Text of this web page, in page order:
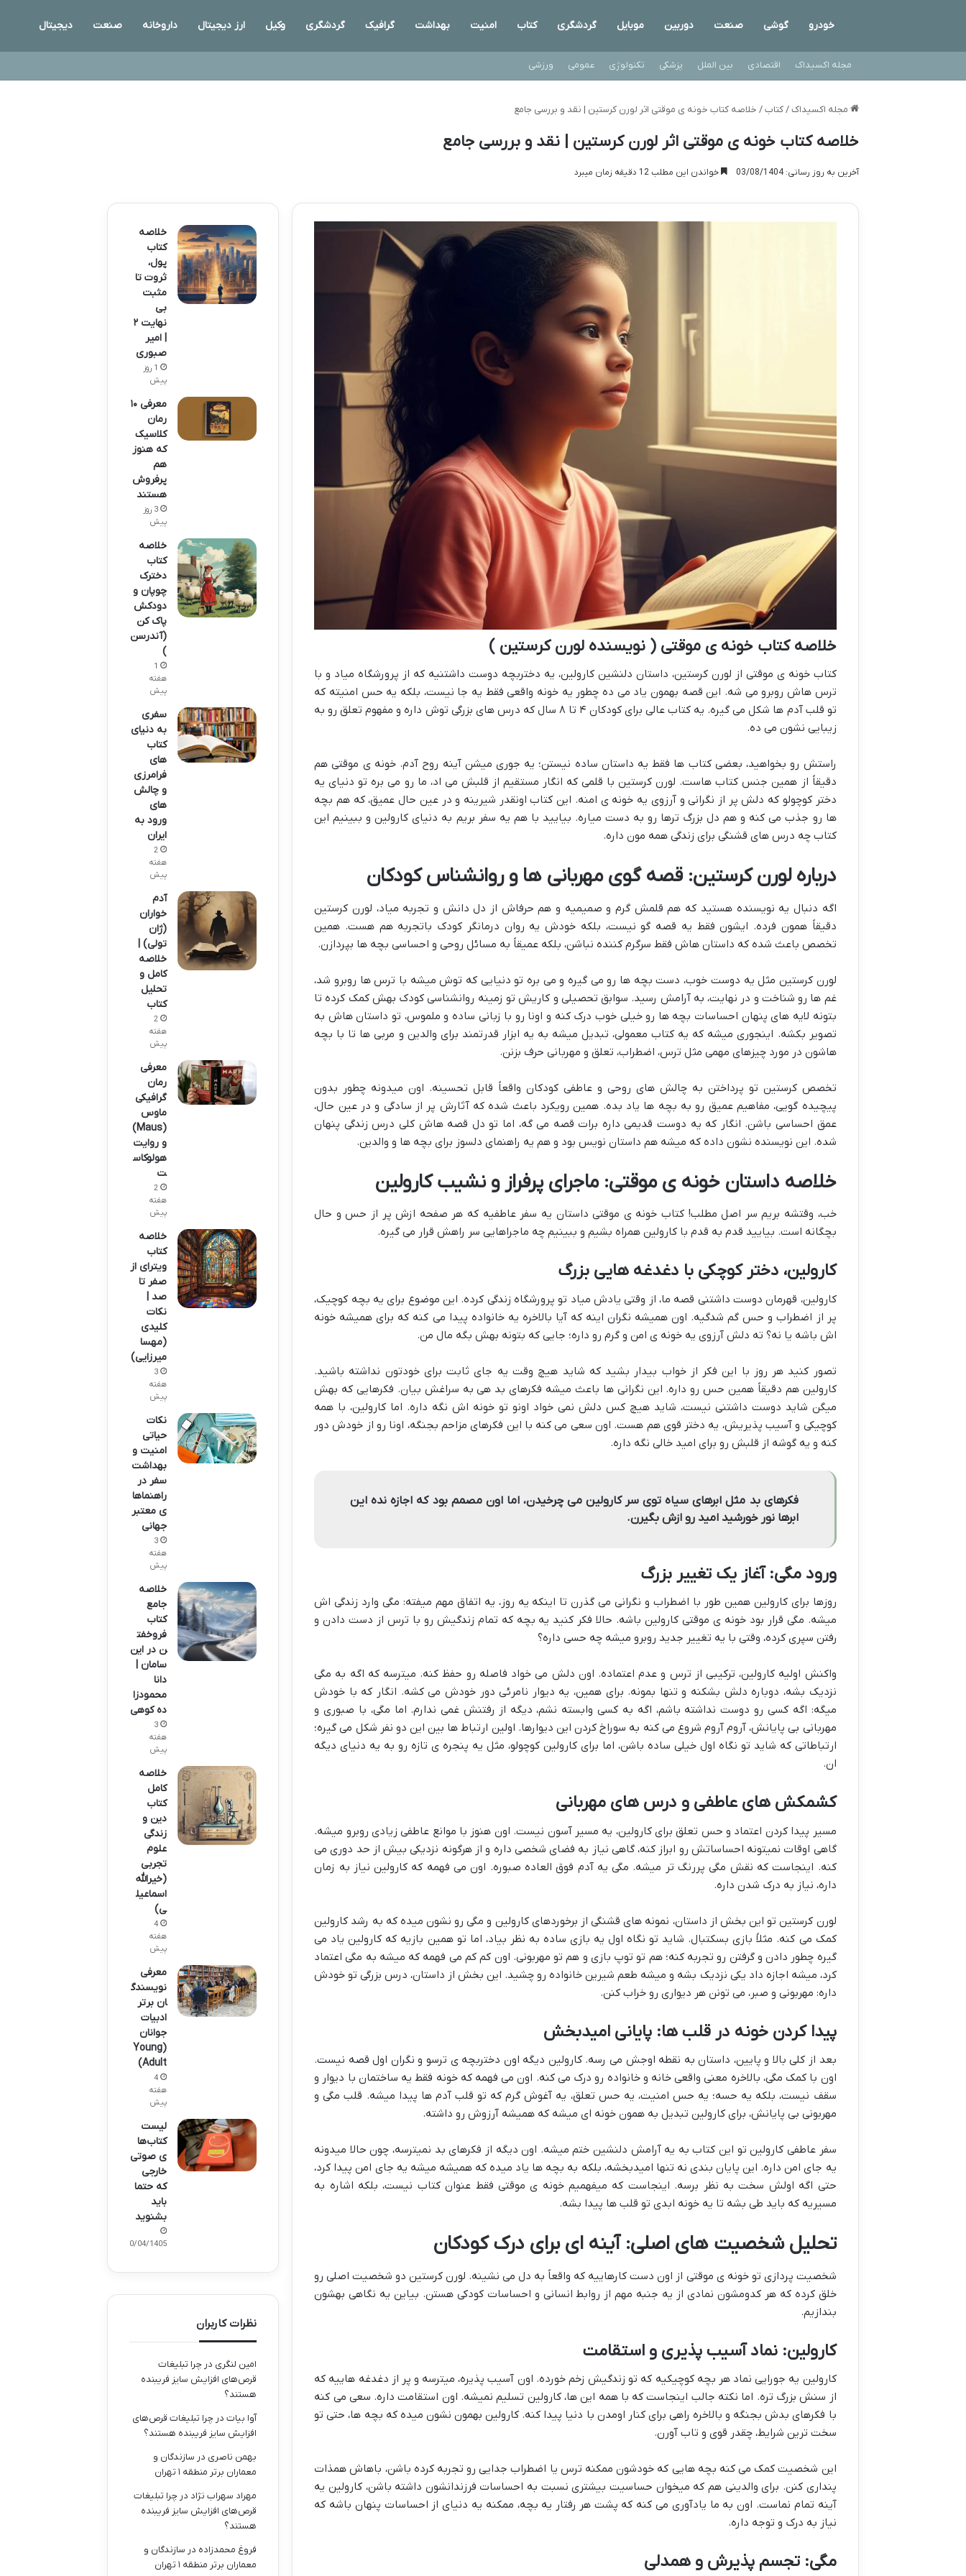
خودرو گوشی صنعت دوربین موبایل گردشگری کتاب امنیت بهداشت گرافیک گردشگری وکیل ارز دیجیتال داروخانه صنعت دیجیتال
مجله اکسیداک اقتصادی بین الملل پزشکی تکنولوژی عمومی ورزشی
مجله اکسیداک / کتاب / خلاصه کتاب خونه ی موقتی اثر لورن کرستین | نقد و بررسی جامع
خلاصه کتاب خونه ی موقتی اثر لورن کرستین | نقد و بررسی جامع
آخرین به روز رسانی: 03/08/1404 خواندن این مطلب 12 دقیقه زمان میبرد
خلاصه کتاب خونه ی موقتی ( نویسنده لورن کرستین )
کتاب خونه ی موقتی از لورن کرستین، داستان دلنشین کارولین، یه دختربچه دوست داشتنیه که از پرورشگاه میاد و با
ترس هاش روبرو می شه. این قصه بهمون یاد می ده چطور یه خونه واقعی فقط یه جا نیست، بلکه یه حس امنیته که
تو قلب آدم ها شکل می گیره. یه کتاب عالی برای کودکان ۴ تا ۸ سال که درس های بزرگی توش داره و مفهوم تعلق رو به
زیبایی نشون می ده.
راستش رو بخواهید، بعضی کتاب ها فقط یه داستان ساده نیستن؛ یه جوری میشن آینه روح آدم. خونه ی موقتی هم
دقیقاً از همین جنس کتاب هاست. لورن کرستین با قلمی که انگار مستقیم از قلبش می اد، ما رو می بره تو دنیای یه
دختر کوچولو که دلش پر از نگرانی و آرزوی یه خونه ی امنه. این کتاب اونقدر شیرینه و در عین حال عمیق، که هم بچه
ها رو جذب می کنه و هم دل بزرگ ترها رو به دست میاره. بیایید با هم یه سفر بریم به دنیای کارولین و ببینیم این
کتاب چه درس های قشنگی برای زندگی همه مون داره.
درباره لورن کرستین: قصه گوی مهربانی ها و روانشناس کودکان
اگه دنبال یه نویسنده هستید که هم قلمش گرم و صمیمیه و هم حرفاش از دل دانش و تجربه میاد، لورن کرستین
دقیقاً همون فرده. ایشون فقط یه قصه گو نیست، بلکه خودش یه روان درمانگر کودک باتجربه هم هست. همین
تخصص باعث شده که داستان هاش فقط سرگرم کننده نباشن، بلکه عمیقاً به مسائل روحی و احساسی بچه ها بپردازن.
لورن کرستین مثل یه دوست خوب، دست بچه ها رو می گیره و می بره تو دنیایی که توش میشه با ترس ها روبرو شد،
غم ها رو شناخت و در نهایت، به آرامش رسید. سوابق تحصیلی و کاریش تو زمینه روانشناسی کودک بهش کمک کرده تا
بتونه لایه های پنهان احساسات بچه ها رو خیلی خوب درک کنه و اونا رو با زبانی ساده و ملموس، تو داستان هاش به
تصویر بکشه. اینجوری میشه که یه کتاب معمولی، تبدیل میشه به یه ابزار قدرتمند برای والدین و مربی ها تا با بچه
هاشون در مورد چیزهای مهمی مثل ترس، اضطراب، تعلق و مهربانی حرف بزنن.
تخصص کرستین تو پرداختن به چالش های روحی و عاطفی کودکان واقعاً قابل تحسینه. اون میدونه چطور بدون
پیچیده گویی، مفاهیم عمیق رو به بچه ها یاد بده. همین رویکرد باعث شده که آثارش پر از سادگی و در عین حال،
عمق احساسی باشن. انگار که یه دوست قدیمی داره برات قصه می گه، اما تو دل قصه هاش کلی درس زندگی پنهان
شده. این نویسنده نشون داده که میشه هم داستان نویس بود و هم یه راهنمای دلسوز برای بچه ها و والدین.
خلاصه داستان خونه ی موقتی: ماجرای پرفراز و نشیب کارولین
خب، وقتشه بریم سر اصل مطلب! کتاب خونه ی موقتی داستان یه سفر عاطفیه که هر صفحه ازش پر از حس و حال
بچگانه است. بیایید قدم به قدم با کارولین همراه بشیم و ببینیم چه ماجراهایی سر راهش قرار می گیره.
کارولین، دختر کوچکی با دغدغه هایی بزرگ
کارولین، قهرمان دوست داشتنی قصه ما، از وقتی یادش میاد تو پرورشگاه زندگی کرده. این موضوع برای یه بچه کوچیک،
پر از اضطراب و حس گم شدگیه. اون همیشه نگران اینه که آیا بالاخره یه خانواده پیدا می کنه که برای همیشه خونه
اش باشه یا نه؟ ته دلش آرزوی یه خونه ی امن و گرم رو داره؛ جایی که بتونه بهش بگه مال من.
تصور کنید هر روز با این فکر از خواب بیدار بشید که شاید هیچ وقت یه جای ثابت برای خودتون نداشته باشید.
کارولین هم دقیقاً همین حس رو داره. این نگرانی ها باعث میشه فکرهای بد هی به سراغش بیان. فکرهایی که بهش
میگن شاید دوست داشتنی نیست، شاید هیچ کس دلش نمی خواد اونو تو خونه اش نگه داره. اما کارولین، با همه
کوچیکی و آسیب پذیریش، یه دختر قوی هم هست. اون سعی می کنه با این فکرهای مزاحم بجنگه، اونا رو از خودش دور
کنه و یه گوشه از قلبش رو برای امید خالی نگه داره.
فکرهای بد مثل ابرهای سیاه توی سر کارولین می چرخیدن، اما اون مصمم بود که اجازه نده این
ابرها نور خورشید امید رو ازش بگیرن.
ورود مگی: آغاز یک تغییر بزرگ
روزها برای کارولین همین طور با اضطراب و نگرانی می گذرن تا اینکه یه روز، یه اتفاق مهم میفته: مگی وارد زندگی اش
میشه. مگی قرار بود خونه ی موقتی کارولین باشه. حالا فکر کنید یه بچه که تمام زندگیش رو با ترس از دست دادن و
رفتن سپری کرده، وقتی با یه تغییر جدید روبرو میشه چه حسی داره؟
واکنش اولیه کارولین، ترکیبی از ترس و عدم اعتماده. اون دلش می خواد فاصله رو حفظ کنه. میترسه که اگه به مگی
نزدیک بشه، دوباره دلش بشکنه و تنها بمونه. برای همین، یه دیوار نامرئی دور خودش می کشه. انگار که با خودش
میگه: اگه کسی رو دوست نداشته باشم، اگه به کسی وابسته نشم، دیگه از رفتنش غمی ندارم. اما مگی، با صبوری و
مهربانی بی پایانش، آروم آروم شروع می کنه به سوراخ کردن این دیوارها. اولین ارتباط ها بین این دو نفر شکل می گیره؛
ارتباطاتی که شاید تو نگاه اول خیلی ساده باشن، اما برای کارولین کوچولو، مثل یه پنجره ی تازه رو به یه دنیای دیگه
ان.
کشمکش های عاطفی و درس های مهربانی
مسیر پیدا کردن اعتماد و حس تعلق برای کارولین، یه مسیر آسون نیست. اون هنوز با موانع عاطفی زیادی روبرو میشه.
گاهی اوقات نمیتونه احساساتش رو ابراز کنه، گاهی نیاز به فضای شخصی داره و از هرگونه نزدیکی بیش از حد دوری می
کنه. اینجاست که نقش مگی پررنگ تر میشه. مگی یه آدم فوق العاده صبوره. اون می فهمه که کارولین نیاز به زمان
داره، نیاز به درک شدن داره.
لورن کرستین تو این بخش از داستان، نمونه های قشنگی از برخوردهای کارولین و مگی رو نشون میده که به رشد کارولین
کمک می کنه. مثلاً بازی بسکتبال. شاید تو نگاه اول یه بازی ساده به نظر بیاد، اما تو همین بازیه که کارولین یاد می
گیره چطور دادن و گرفتن رو تجربه کنه؛ هم تو توپ بازی و هم تو مهربونی. اون کم کم می فهمه که میشه به مگی اعتماد
کرد، میشه اجازه داد یکی نزدیک بشه و میشه طعم شیرین خانواده رو چشید. این بخش از داستان، درس بزرگی تو خودش
داره: مهربونی و صبر، می تونن هر دیواری رو خراب کنن.
پیدا کردن خونه در قلب ها: پایانی امیدبخش
بعد از کلی بالا و پایین، داستان به نقطه اوجش می رسه. کارولین دیگه اون دختربچه ی ترسو و نگران اول قصه نیست.
اون با کمک مگی، بالاخره معنی واقعی خانه و خانواده رو درک می کنه. اون می فهمه که خونه فقط یه ساختمان با دیوار و
سقف نیست، بلکه یه حسه؛ یه حس امنیت، یه حس تعلق، یه آغوش گرم که تو قلب آدم ها پیدا میشه. قلب مگی و
مهربونی بی پایانش، برای کارولین تبدیل به همون خونه ای میشه که همیشه آرزوش رو داشته.
سفر عاطفی کارولین تو این کتاب به یه آرامش دلنشین ختم میشه. اون دیگه از فکرهای بد نمیترسه، چون حالا میدونه
یه جای امن داره. این پایان بندی نه تنها امیدبخشه، بلکه به بچه ها یاد میده که همیشه میشه یه جای امن پیدا کرد،
حتی اگه اولش سخت به نظر برسه. اینجاست که میفهمیم خونه ی موقتی فقط عنوان کتاب نیست، بلکه اشاره به
مسیریه که باید طی بشه تا یه خونه ابدی تو قلب ها پیدا بشه.
تحلیل شخصیت های اصلی: آینه ای برای درک کودکان
شخصیت پردازی تو خونه ی موقتی از اون دست کارهاییه که واقعاً به دل می نشینه. لورن کرستین دو شخصیت اصلی رو
خلق کرده که هر کدومشون نمادی از یه جنبه مهم از روابط انسانی و احساسات کودکی هستن. بیاین یه نگاهی بهشون
بندازیم.
کارولین: نماد آسیب پذیری و استقامت
کارولین یه جورایی نماد هر بچه کوچیکیه که تو زندگیش زخم خورده. اون آسیب پذیره، میترسه و پر از دغدغه هاییه که
از سنش بزرگ تره. اما نکته جالب اینجاست که با همه این ها، کارولین تسلیم نمیشه. اون استقامت داره. سعی می کنه
با فکرهای بدش بجنگه و بالاخره راهی برای کنار اومدن با دنیا پیدا کنه. کارولین بهمون نشون میده که بچه ها، حتی تو
سخت ترین شرایط، چقدر قوی و تاب آورن.
این شخصیت کمک می کنه بچه هایی که خودشون ممکنه ترس یا اضطراب جدایی رو تجربه کرده باشن، باهاش همذات
پنداری کنن. برای والدینی هم که میخوان حساسیت بیشتری نسبت به احساسات فرزندانشون داشته باشن، کارولین یه
آینه تمام نماست. اون به ما یادآوری می کنه که پشت هر رفتار یه بچه، ممکنه یه دنیای از احساسات پنهان باشه که
نیاز به درک و توجه داره.
مگی: تجسم پذیرش و همدلی
خلاصه
کتاب
پول،
ثروت تا
مثبت
بی
نهایت ۲
| امیر
صبوری
1 روز
پیش
معرفی ۱۰
رمان
کلاسیک
که هنوز
هم
پرفروش
هستند
3 روز
پیش
خلاصه
کتاب
دخترک
چوپان و
دودکش
پاک کن
(آندرسن
)
1
هفته
پیش
سفری
به دنیای
کتاب
های
فرامرزی
و چالش
های
ورود به
ایران
2
هفته
پیش
آدم
خواران
(ژان
تولی) |
خلاصه
کامل و
تحلیل
کتاب
2
هفته
پیش
معرفی
رمان
گرافیکی
ماوس
(Maus)
و روایت
هولوکاس
ت
2
هفته
پیش
خلاصه
کتاب
ویترای از
صفر تا
صد |
نکات
کلیدی
(مهسا
میرزایی)
3
هفته
پیش
نکات
حیاتی
امنیت و
بهداشت
سفر در
راهنماها
ی معتبر
جهانی
3
هفته
پیش
خلاصه
جامع
کتاب
فروخفت
ن در این
سامان |
دانا
محمودزا
ده کوهی
3
هفته
پیش
خلاصه
کامل
کتاب
دین و
زندگی
علوم
تجربی
(خیرالله
اسماعیل
ی)
4
هفته
پیش
معرفی
نویسندگ
ان برتر
ادبیات
جوانان
(Young
Adult)
4
هفته
پیش
لیست
کتاب‌ها
ی صوتی
خارجی
که حتما
باید
بشنوید
10/04/1405
نظرات کاربران
امین لنگری در چرا تبلیغات
قرص‌های افزایش سایز فریبنده
هستند؟
آوا بیاتدر چرا تبلیغات قرص‌های
افزایش سایز فریبنده هستند؟
بهمن ناصری در سازندگان و
معماران برتر منطقه ۱ تهران
مهراد سهراب نژاد در چرا تبلیغات
قرص‌های افزایش سایز فریبنده
هستند؟
فروغ محمدزاده در سازندگان و
معماران برتر منطقه ۱ تهران